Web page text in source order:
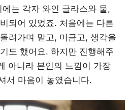
는 각자 와인 글라스와 물,
되어 있었죠. 처음에는 다른
려가며 맡고, 머금고, 생각을
도 했어요. 하지만 진행해주
아니라 본인의 느낌이 가장
서 마음이 놓였습니다.